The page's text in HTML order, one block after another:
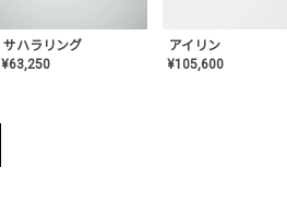
サハラリング
¥63,250
アイリン
¥105,600